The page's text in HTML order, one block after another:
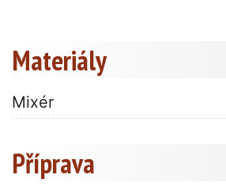
Materiály
Mixér
Příprava